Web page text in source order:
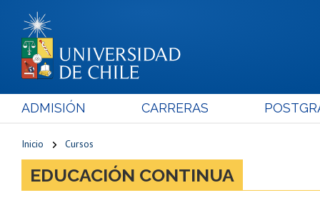
ADMISIÓN CARRERAS
Inicio Cursos
EDUCACIÓN CONTINUA